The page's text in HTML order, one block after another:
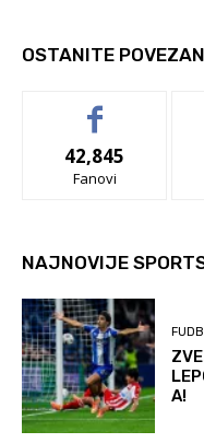
OSTANITE
42,845
Fanovi
NAJNOVIJE
A!